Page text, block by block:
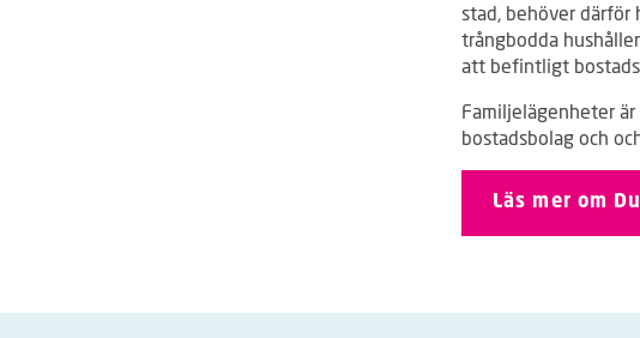
stad, behöver därför
trångbodda
att befintligt
Familjelägenheter
bostadsbolag och
Läs mer om